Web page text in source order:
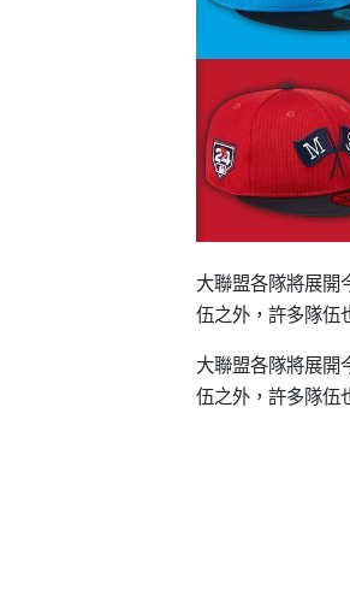
大聯盟各隊將展開
伍之外，許多隊伍
大聯盟各隊將展開
伍之外，許多隊伍